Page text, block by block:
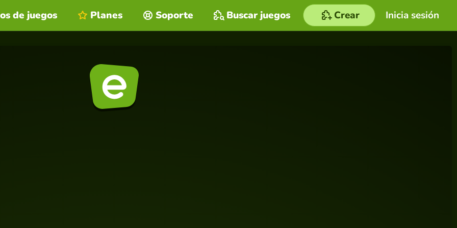
Inicia sesión
de juegos Planes Soporte Buscar juegos Crear